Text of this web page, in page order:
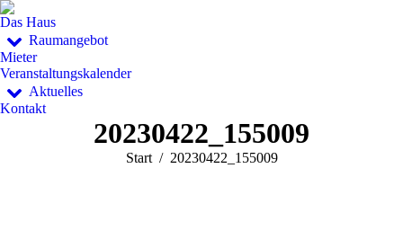
Das Haus
Raumangebot
Mieter
Veranstaltungskalender
Aktuelles
Kontakt
20230422_155009
Sie befinden sich hier:
Start 20230422_155009